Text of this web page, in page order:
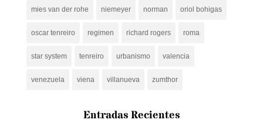
mies van der rohe niemeyer norman oriol bohigas
oscar tenreiro regimen richard rogers roma
star system tenreiro urbanismo valencia
venezuela viena villanueva zumthor
Entradas Recientes